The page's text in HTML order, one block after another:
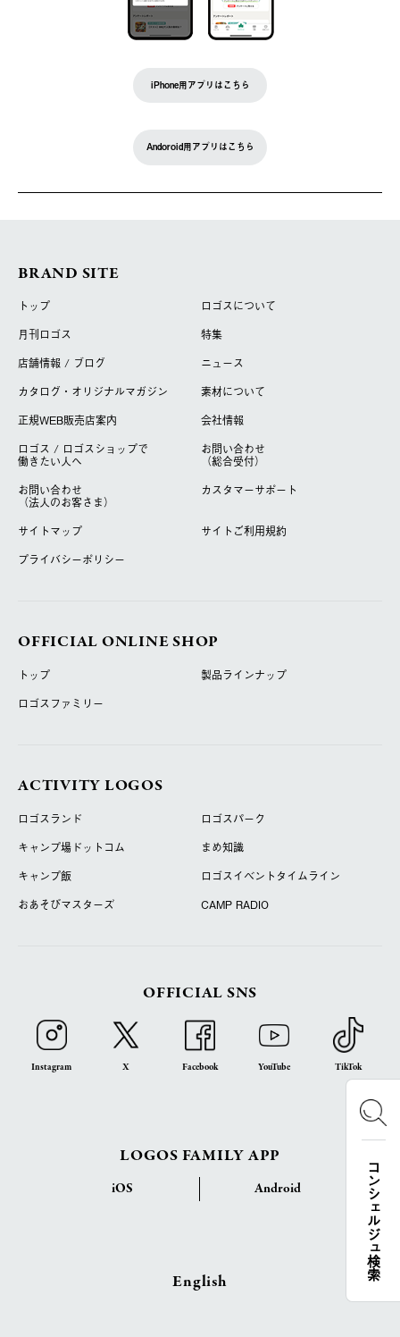
iPhone用アプリはこちら
Andoroid用アプリはこちら
コンシェルジュ検索
BRAND SITE
トップ
ロゴスについて
月刊ロゴス
特集
店舗情報 / ブログ
ニュース
カタログ・オリジナルマガジン
素材について
正規WEB販売店案内
会社情報
ロゴス / ロゴスショップで
働きたい人へ
お問い合わせ
（総合受付）
お問い合わせ
（法人のお客さま）
カスタマーサポート
サイトマップ
サイトご利用規約
プライバシーポリシー
OFFICIAL ONLINE SHOP
トップ
製品ラインナップ
ロゴスファミリー
ACTIVITY LOGOS
ロゴスランド
ロゴスパーク
キャンプ場ドットコム
まめ知識
キャンプ飯
ロゴスイベントタイムライン
おあそびマスターズ
CAMP RADIO
OFFICIAL SNS
Instagram X Facebook YouTube TikTok
LOGOS FAMILY APP
iOS Android
English